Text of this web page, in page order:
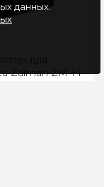
для
Zalman ZM-F1
данных.